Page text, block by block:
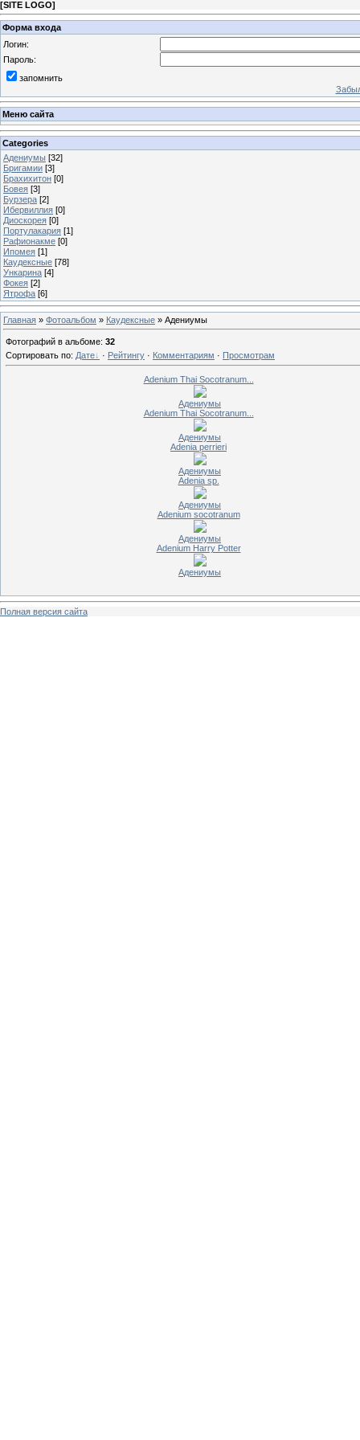
[SITE LOGO]
Форма входа
Логин:
Пароль:
запомнить
Меню сайта
Categories
Адениумы [32]
Бригамии [3]
Брахихитон [0]
Бовея [3]
Бурзера [2]
Ибервиллия [0]
Диоскорея [0]
Портулакария [1]
Рафионакме [0]
Ипомея [1]
Каудексные [78]
Ункарина [4]
Фокея [2]
Ятрофа [6]
Главная » Фотоальбом » Каудексные » Адениумы
Фотографий в альбоме: 32
Сортировать по: Дате · Рейтингу · Комментариям · Просмотрам
Adenium Thai Socotranum...
Адениумы
Adenium Thai Socotranum...
Адениумы
Adenia perrieri
Адениумы
Adenia sp.
Адениумы
Adenium socotranum
Адениумы
Adenium Harry Potter
Адениумы
Полная версия сайта